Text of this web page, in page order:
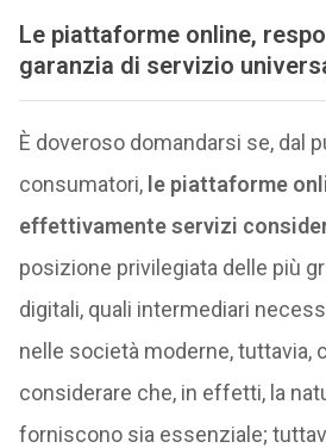
Le piattaforme online,
garanzia di servizio
È doveroso domandarsi se, dal
consumatori, le piattaforme
effettivamente servizi
posizione privilegiata delle più
digitali, quali intermediari
nelle società moderne, tuttavia,
considerare che, in effetti, la
forniscono sia essenziale;